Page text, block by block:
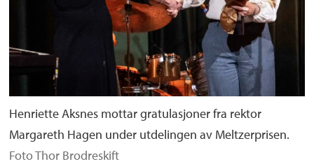
Henriette Aksnes mottar gratulasjoner fra rektor
Margareth Hagen under utdelingen av Meltzerprisen.
Foto Thor Brodreskift